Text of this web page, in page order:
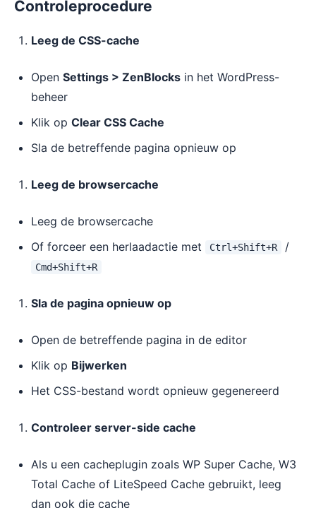
Controleprocedure
Leeg de CSS-cache
Open Settings > ZenBlocks in het WordPress-
beheer
Klik op Clear CSS Cache
Sla de betreffende pagina opnieuw op
Leeg de browsercache
Leeg de browsercache
Of forceer een herlaadactie met
Ctrl+Shift+R /
Cmd+Shift+R
Sla de pagina opnieuw op
Open de betreffende pagina in de editor
Klik op Bijwerken
Het CSS-bestand wordt opnieuw gegenereerd
Controleer server-side cache
Als u een cacheplugin zoals WP Super Cache, W3
Total Cache of LiteSpeed Cache gebruikt, leeg
dan ook die cache